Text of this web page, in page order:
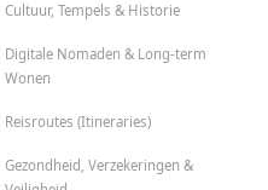
Cultuur, Tempels & Historie
Digitale Nomaden & Long-term
Wonen
Reisroutes (Itineraries)
Gezondheid, Verzekeringen &